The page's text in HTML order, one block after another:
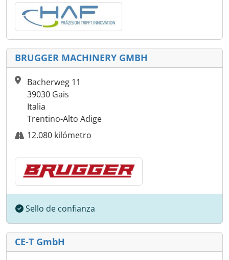
BRUGGER MACHINERY GMBH
Bacherweg 11
39030 Gais
Italia
Trentino-Alto Adige
12.080 kilómetro
Sello de confianza
CE-T GmbH